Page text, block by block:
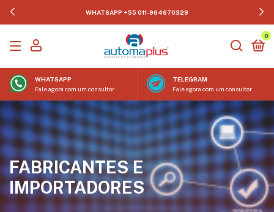
WHATSAPP +55 011-964670329
0
WHATSAPP
Fale agora com um consultor
TELEGRAM
Fale agora com um consultor
FABRICANTES E
IMPORTADORES